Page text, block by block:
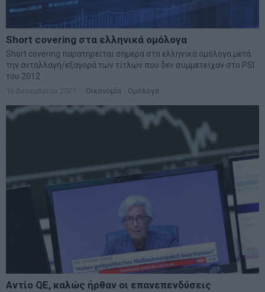
Short covering στα ελληνικά ομόλογα
Short covering παρατηρείται σήμερα στα ελληνικά ομόλογα μετά
την ανταλλαγή/εξαγορά των τίτλων που δεν συμμετείχαν στο PSI
του 2012
16 Δεκεμβρίου 2021 Οικονομία Ομόλογα
Αντίο QE, καλώς ήρθαν οι επανεπενδύσεις